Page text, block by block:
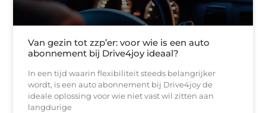
Van gezin tot zzp’er: voor wie is een auto
abonnement bij Drive4joy ideaal?
In een tijd waarin flexibiliteit steeds belangrijker
wordt, is een auto abonnement bij Drive4joy de
ideale oplossing voor wie niet vast wil zitten aan
langdurige